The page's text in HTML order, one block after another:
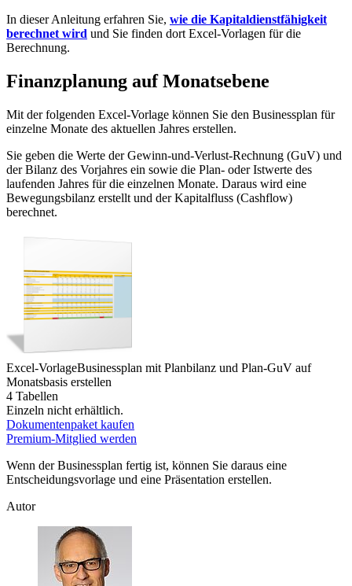
In dieser Anleitung erfahren Sie, wie die Kapitaldienstfähigkeit
berechnet wird und Sie finden dort Excel-Vorlagen für die
Berechnung.
Finanzplanung auf Monatsebene
Mit der folgenden Excel-Vorlage können Sie den Businessplan für
einzelne Monate des aktuellen Jahres erstellen.
Sie geben die Werte der Gewinn-und-Verlust-Rechnung (GuV) und
der Bilanz des Vorjahres ein sowie die Plan- oder Istwerte des
laufenden Jahres für die einzelnen Monate. Daraus wird eine
Bewegungsbilanz erstellt und der Kapitalfluss (Cashflow)
berechnet.
Excel-VorlageBusinessplan mit Planbilanz und Plan-GuV auf
Monatsbasis erstellen
4 Tabellen
Einzeln nicht erhältlich.
Dokumentenpaket kaufen
Premium-Mitglied werden
Wenn der Businessplan fertig ist, können Sie daraus eine
Entscheidungsvorlage und eine Präsentation erstellen.
Autor